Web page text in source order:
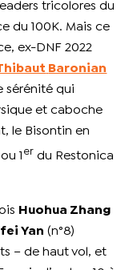
tricolores du
du 100K. Mais ce
ex-DNF 2022
Baronian
sérénité qui
et caboche
le Bisontin en
1 er du Restonica
Huohua Zhang
Yan (n°8)
– de haut vol, et